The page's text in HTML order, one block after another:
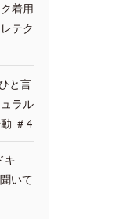
着用
テク
と言
ラル
＃4
キ
いて